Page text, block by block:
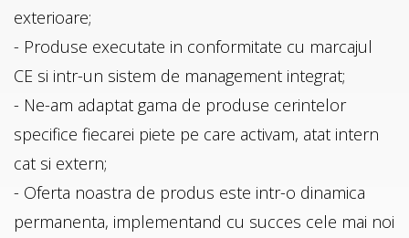
exterioare;
- Produse executate in conformitate cu marcajul
CE si intr-un sistem de management integrat;
- Ne-am adaptat gama de produse cerintelor
specifice fiecarei piete pe care activam, atat intern
cat si extern;
- Oferta noastra de produs este intr-o dinamica
permanenta, implementand cu succes cele mai noi